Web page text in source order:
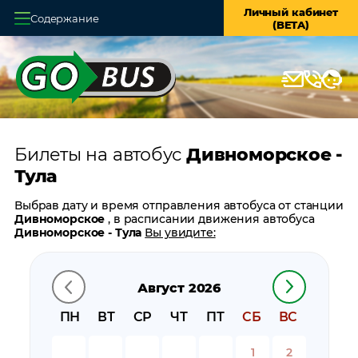
Содержание
Личный кабинет
(BETA)
Главная
О системе
Оплата и доставка
Возврат билетов
Заказ автобуса
Контакты
Билеты на автобусДивноморское -
Тула
Август 2026
ПН
ВТ СР ЧТ ПТ СБ ВС
1 2
Выбрав дату и время отправления автобуса от станции
Дивноморское, в расписании движения автобуса
Дивноморское - Тула Вы увидите:
время прибытия
время в пути
цену билета